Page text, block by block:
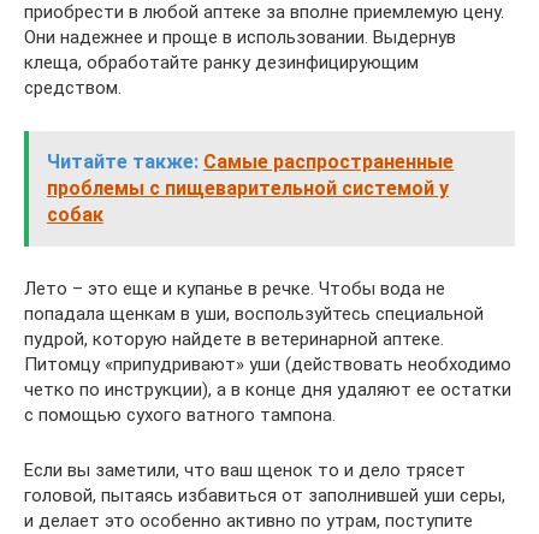
приобрести в любой аптеке за вполне приемлемую цену.
Они надежнее и проще в использовании. Выдернув
клеща, обработайте ранку дезинфицирующим
средством.
Читайте также: Самые распространенные
проблемы с пищеварительной системой у
собак
Лето – это еще и купанье в речке. Чтобы вода не
попадала щенкам в уши, воспользуйтесь специальной
пудрой, которую найдете в ветеринарной аптеке.
Питомцу «припудривают» уши (действовать необходимо
четко по инструкции), а в конце дня удаляют ее остатки
с помощью сухого ватного тампона.
Если вы заметили, что ваш щенок то и дело трясет
головой, пытаясь избавиться от заполнившей уши серы,
и делает это особенно активно по утрам, поступите